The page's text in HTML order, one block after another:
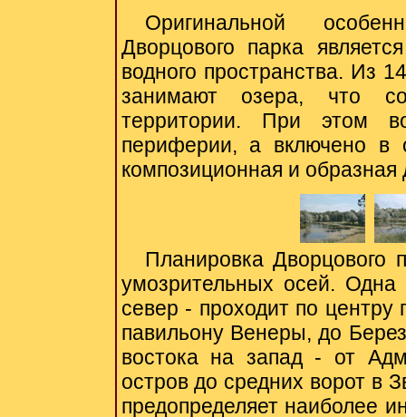
Оригинальной
Дворцового парка
водного пространства. Из
занимают озера, что
территории. При этом
периферии, а включено в
композиционная и образная
Планировка Дворцового
умозрительных осей.
север - проходит по
павильону Венеры, до
востока на запад - от
остров до средних ворот в
предопределяет наиболее